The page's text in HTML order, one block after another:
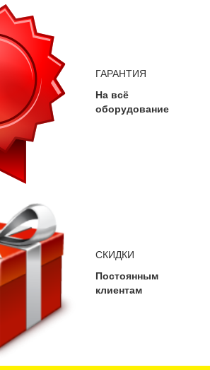
ГАРАНТИЯ
На всё
оборудование
СКИДКИ
Постоянным
клиентам